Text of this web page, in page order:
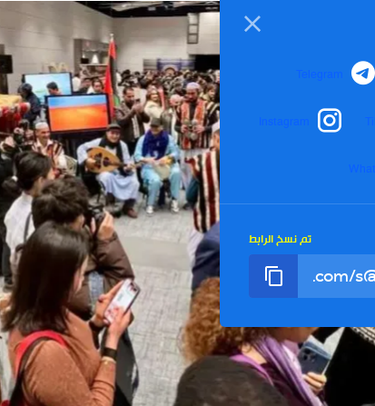
Telegram
Instagram
تم نسخ الرابط